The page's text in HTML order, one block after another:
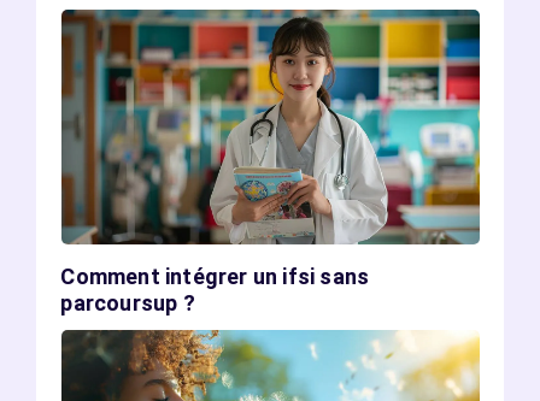
Comment intégrer un ifsi sans
parcoursup ?